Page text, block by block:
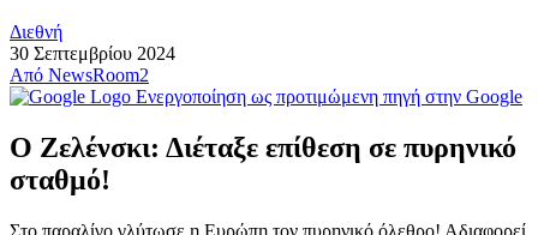
Διεθνή
30 Σεπτεμβρίου 2024
Από NewsRoom2
Ενεργοποίηση ως προτιμώμενη πηγή στην Google
Ο Ζελένσκι: Διέταξε επίθεση σε πυρηνικό
σταθμό!
Στο παραλίγο γλύτωσε η Ευρώπη τον πυρηνικό όλεθρο! Αδιαφορεί